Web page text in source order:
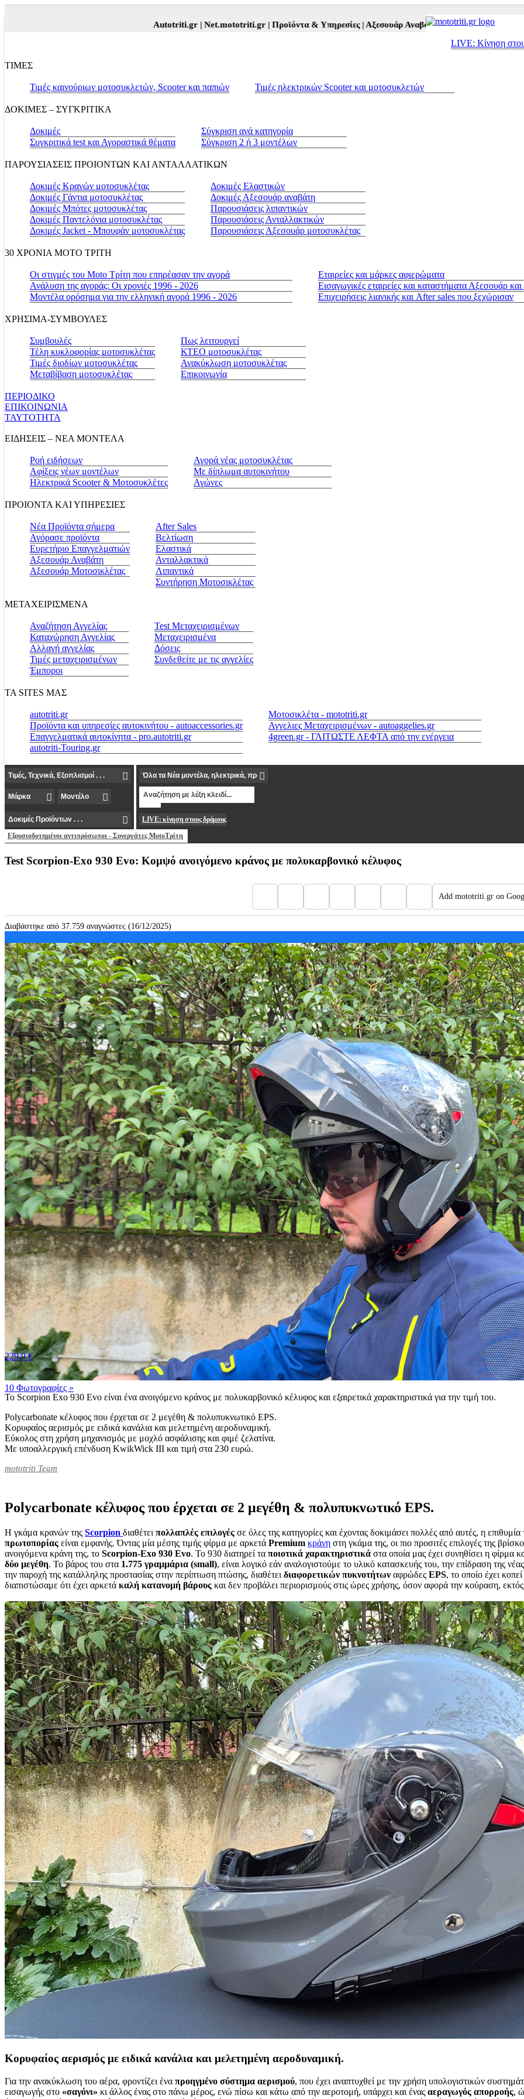
Autotriti.gr |Net.mototriti.gr |Προϊόντα & Υπηρεσίες |Αξεσουάρ Αναβάτη και Μοτοσυκλέτας |
LIVE: Κίνηση
ΤΙΜΕΣ
Τιμές καινούριων μοτοσυκλετών, Scooter και παπιών Τιμές ηλεκτρικών Scooter και μοτοσυκλετών
ΔΟΚΙΜΕΣ – ΣΥΓΚΡΙΤΙΚΑ
Δοκιμές
Συγκριτικά test και Αγοραστικά θέματα
Σύγκριση ανά κατηγορία
Σύγκριση 2 ή 3 μοντέλων
ΠΑΡΟΥΣΙΑΣΕΙΣ ΠΡΟΙΟΝΤΩΝ ΚΑΙ ΑΝΤΑΛΛΑΤΙΚΩΝ
Δοκιμές Κρανών μοτοσυκλέτας
Δοκιμές Γάντια μοτοσυκλέτας
Δοκιμές Μπότες μοτοσυκλέτας
Δοκιμές Παντελόνια μοτοσυκλέτας
Δοκιμές Jacket - Μπουφάν μοτοσυκλέτας
Δοκιμές Ελαστικών
Δοκιμές Αξεσουάρ αναβάτη
Παρουσιάσεις λιπαντικών
Παρουσιάσεις Ανταλλακτικών
Παρουσιάσεις Αξεσουάρ μοτοσυκλέτας
30 ΧΡΟΝΙΑ MOTO ΤΡΙΤΗ
Οι στιγμές του Moto Τρίτη που επηρέασαν την αγορά
Ανάλυση της αγοράς: Οι χρονιές 1996 - 2026
Μοντέλα ορόσημα για την ελληνική αγορά 1996 - 2026
Εταιρείες και μάρκες αφιερώματα
Εισαγωγικές εταιρείες και καταστήματα Αξεσουάρ
Επιχειρήσεις λιανικής και After sales που ξεχώρισαν
ΧΡΗΣΙΜΑ-ΣΥΜΒΟΥΛΕΣ
Συμβουλές
Τέλη κυκλοφορίας μοτοσυκλέτας
Τιμές διοδίων μοτοσυκλέτας
Μεταβίβαση μοτοσυκλέτας
Πως λειτουργεί
ΚΤΕΟ μοτοσυκλέτας
Ανακύκλωση μοτοσυκλέτας
Επικοινωνία
ΠΕΡΙΟΔΙΚΟ
ΕΠΙΚΟΙΝΩΝΙΑ
ΤΑΥΤΟΤΗΤΑ
ΕΙΔΗΣΕΙΣ – ΝΕΑ ΜΟΝΤΕΛΑ
Ροή ειδήσεων
Αφίξεις νέων μοντέλων
Ηλεκτρικά Scooter & Μοτοσυκλέτες
Αγορά νέας μοτοσυκλέτας
Με δίπλωμα αυτοκινήτου
Αγώνες
ΠΡΟΙΟΝΤΑ ΚΑΙ ΥΠΗΡΕΣΙΕΣ
Νέα Προϊόντα σήμερα
Αγόρασε προϊόντα
Ευρετήριο Επαγγελματιών
Αξεσουάρ Αναβάτη
Αξεσουάρ Μοτοσικλέτας
Αfter Sales
Βελτίωση
Ελαστικά
Ανταλλακτικά
Λιπαντικά
Συντήρηση Μοτοσικλέτας
ΜΕΤΑΧΕΙΡΙΣΜΕΝΑ
Αναζήτηση Αγγελίας
Καταχώρηση Αγγελίας
Αλλαγή αγγελίας
Τιμές μεταχειρισμένων
Έμποροι
Test Μεταχειρισμένων
Μεταχειρισμένα
Δόσεις
Συνδεθείτε με τις αγγελίες
ΤΑ SITES ΜΑΣ
autotriti.gr
Προϊόντα και υπηρεσίες αυτοκινήτου - autoaccessories.gr
Επαγγελματικά αυτοκίνητα - pro.autotriti.gr
autotriti-Touring.gr
Μοτοσικλέτα - mototriti.gr
Αγγελιες Μεταχειρισμένων - autoaggelies.gr
4green.gr - ΓΛΙΤΩΣΤΕ ΛΕΦΤΑ από την ενέργεια
LIVE: κίνηση στους δρόμους
Εξουσιοδοτημένοι αντιπρόσωποι - Συνεργάτες MotoΤρίτη
Test Scorpion-Exo 930 Evo: Κομψό ανοιγόμενο κράνος με πολυκαρβονικό κέλυφος
Add mototriti.gr on
Διαβάστηκε από 37.759 αναγνώστες (16/12/2025)
10 Φωτογραφίες »
229,9 €
Το Scorpion Exo 930 Evo είναι ένα ανοιγόμενο κράνος με πολυκαρβονικό κέλυφος και εξαιρετικά χαρακτηριστικά για την τιμή του.
Polycarbonate κέλυφος που έρχεται σε 2 μεγέθη & πολυπυκνωτικό EPS.
Κορυφαίος αερισμός με ειδικά κανάλια και μελετημένη αεροδυναμική.
Εύκολος στη χρήση μηχανισμός με μοχλό ασφάλισης και φιμέ ζελατίνα.
Με υποαλλεργική επένδυση KwikWick III και τιμή στα 230 ευρώ.
mototriti Team
Polycarbonate κέλυφος που έρχεται σε 2 μεγέθη & πολυπυκνωτικό EPS.
Η γκάμα κρανών της Scorpion διαθέτει πολλαπλές επιλογές σε όλες της κατηγορίες και έχοντας δοκιμάσει πολλές από αυτές, η
πρωτοπορίας είναι εμφανής. Όντας μία μέσης τιμής φίρμα με αρκετά Premium κράνη στη γκάμα της, οι πιο προσιτές επιλογές της
ανοιγόμενα κράνη της, το Scorpion-Exo 930 Evo. Το 930 διατηρεί τα ποιοτικά χαρακτηριστικά στα οποία μας έχει συνηθίσει η φίρμα
δύο μεγέθη. Το βάρος του στα 1.775 γραμμάρια (small), είναι λογικό εάν αναλογιστούμε το υλικό κατασκευής του, την επίδραση της
την παροχή της κατάλληλης προστασίας στην περίπτωση πτώσης, διαθέτει διαφορετικών πυκνοτήτων αφρώδες EPS, το οποίο έχει
διαπιστώσαμε ότι έχει αρκετά καλή κατανομή βάρους και δεν προβάλει περιορισμούς στις ώρες χρήσης, όσον αφορά την κούραση,
Κορυφαίος αερισμός με ειδικά κανάλια και μελετημένη αεροδυναμική.
Για την ανακύκλωση του αέρα, φροντίζει ένα προηγμένο σύστημα αερισμού, που έχει αναπτυχθεί με την χρήση υπολογιστικών
εισαγωγής στο «σαγόνι» κι άλλος ένας στο πάνω μέρος, ενώ πίσω και κάτω από την αεροτομή, υπάρχει και ένας αεραγωγός απορροής,